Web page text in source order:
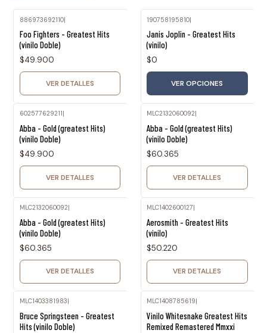
886973692110|
Foo Fighters - Greatest Hits
(vinilo Doble)
$49.900
VER DETALLES
190758195810|
Janis Joplin - Greatest Hits
(vinilo)
$0
VER OPCIONES
602577629211
Abba - Gold (greatest Hits)
(vinilo Doble)
$49.900
VER DETALLES
MLC2132060092
Abba - Gold (greatest Hits)
(vinilo Doble)
$60.365
VER DETALLES
MLC2132060092|
Abba - Gold (greatest Hits)
(vinilo Doble)
$60.365
VER DETALLES
MLC1402600127|
Aerosmith - Greatest Hits
(vinilo)
$50.220
VER DETALLES
MLC1403381983
Bruce Springsteen - Greatest
Hits (vinilo Doble)
MLC1408785619
Vinilo Whitesnake Greatest Hits
Remixed Remastered Mmxxi